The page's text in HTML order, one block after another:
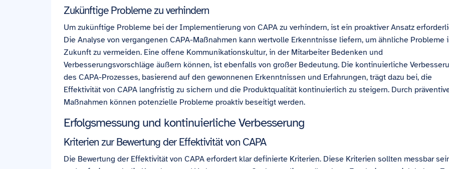
Zukünftige Probleme zu verhindern
Um zukünftige Probleme bei der Implementierung von CAPA zu verhindern, ist ein proaktiver Ansatz
Die Analyse von vergangenen CAPA-Maßnahmen kann wertvolle Erkenntnisse liefern, um ähnliche Probleme
Zukunft zu vermeiden. Eine offene Kommunikationskultur, in der Mitarbeiter Bedenken und
Verbesserungsvorschläge äußern können, ist ebenfalls von großer Bedeutung. Die kontinuierliche
des CAPA-Prozesses, basierend auf den gewonnenen Erkenntnissen und Erfahrungen, trägt dazu bei, die
Effektivität von CAPA langfristig zu sichern und die Produktqualität kontinuierlich zu steigern. Durch
Maßnahmen können potenzielle Probleme proaktiv beseitigt werden.
Erfolgsmessung und kontinuierliche Verbesserung
Kriterien zur Bewertung der Effektivität von CAPA
Die Bewertung der Effektivität von CAPA erfordert klar definierte Kriterien. Diese Kriterien sollten messbar